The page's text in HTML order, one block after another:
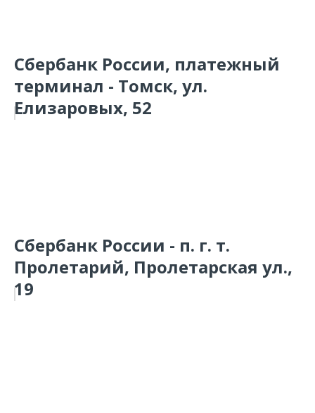
Сбербанк России, платежный
терминал - Томск, ул.
Елизаровых, 52
Сбербанк России - п. г. т.
Пролетарий, Пролетарская ул.,
19